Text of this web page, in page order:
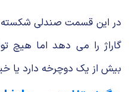
در این قسمت صندلی
گاراژ را می دهد اما هیچ
بیش از یک دوچرخه دارد یا